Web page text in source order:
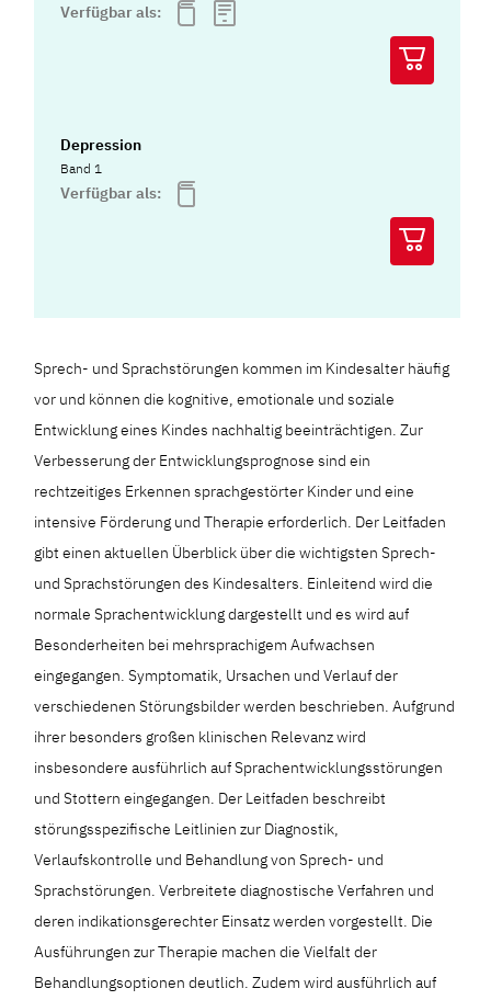
Verfügbar als:
Depression
Band 1
Verfügbar als:
Sprech- und Sprachstörungen kommen im Kindesalter häufig
vor und können die kognitive, emotionale und soziale
Entwicklung eines Kindes nachhaltig beeinträchtigen. Zur
Verbesserung der Entwicklungsprognose sind ein
rechtzeitiges Erkennen sprachgestörter ­Kinder und eine
intensive Förderung und Therapie erforderlich. Der Leitfaden
gibt einen aktuellen Überblick über die wichtigsten Sprech-
und Sprachstörungen des Kindesalters. Einleitend wird die
normale Sprachentwicklung dargestellt und es wird auf
Besonderheiten bei mehrsprachigem Aufwachsen
eingegangen. Symptomatik, Ursachen und Verlauf der
verschiedenen Störungsbilder werden beschrieben. Aufgrund
ihrer besonders großen klinischen Relevanz wird
insbesondere ausführlich auf Sprachentwicklungsstörungen
und Stottern eingegangen. Der Leitfaden beschreibt
störungsspezifische Leitlinien zur Diagnostik,
Verlaufskontrolle und Behandlung von Sprech- und
Sprachstörungen. Verbreitete diagnostische Verfahren und
deren indikationsgerechter Einsatz werden vorgestellt. Die
Ausführungen zur Therapie machen die Vielfalt der
Behandlungsoptionen deutlich. Zudem wird ausführlich auf